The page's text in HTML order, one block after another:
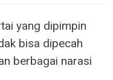
yang dipimpin
bisa dipecah
berbagai narasi